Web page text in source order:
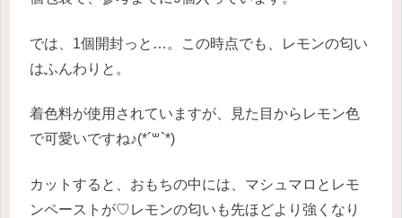
では、1個開封っと…。この時点でも、レモンの匂い
はふんわりと。
着色料が使用されていますが、見た目からレモン色
で可愛いですね♪(*´꒳`*)
カットすると、おもちの中には、マシュマロとレモ
ンペーストが♡レモンの匂いも先ほどより強くなり